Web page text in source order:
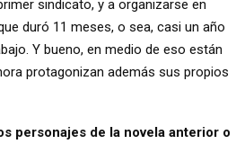
sindicato, y a organizarse en
duró 11 meses, o sea, casi un año
Y bueno, en medio de eso están
protagonizan además sus propios
personajes de la novela anterior o